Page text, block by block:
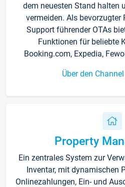
dem neuesten Stand halten
vermeiden. Als bevorzugter
Support führender OTAs
Funktionen für beliebte
Booking.com, Expedia,
Über den
Property
Ein zentrales System zur
Inventar, mit dynamischen
Onlinezahlungen, Ein- und